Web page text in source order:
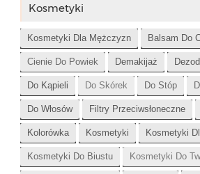
Kosmetyki
Kosmetyki Dla Mężczyzn Balsam Do
Cienie Do Powiek Demakijaż
Do Kąpieli Do Skórek Do Stóp
Do Włosów Filtry Przeciwsłoneczne
Kolorówka Kosmetyki Kosmetyki
Kosmetyki Do Biustu Kosmetyki Do